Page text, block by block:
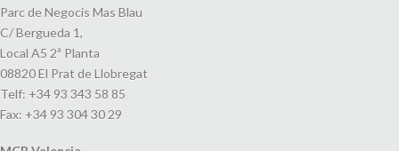
Parc de Negocis Mas Blau
C/ Bergueda 1,
Local A5 2ª Planta
08820 El Prat de Llobregat
Telf: +34 93 343 58 85
Fax: +34 93 304 30 29